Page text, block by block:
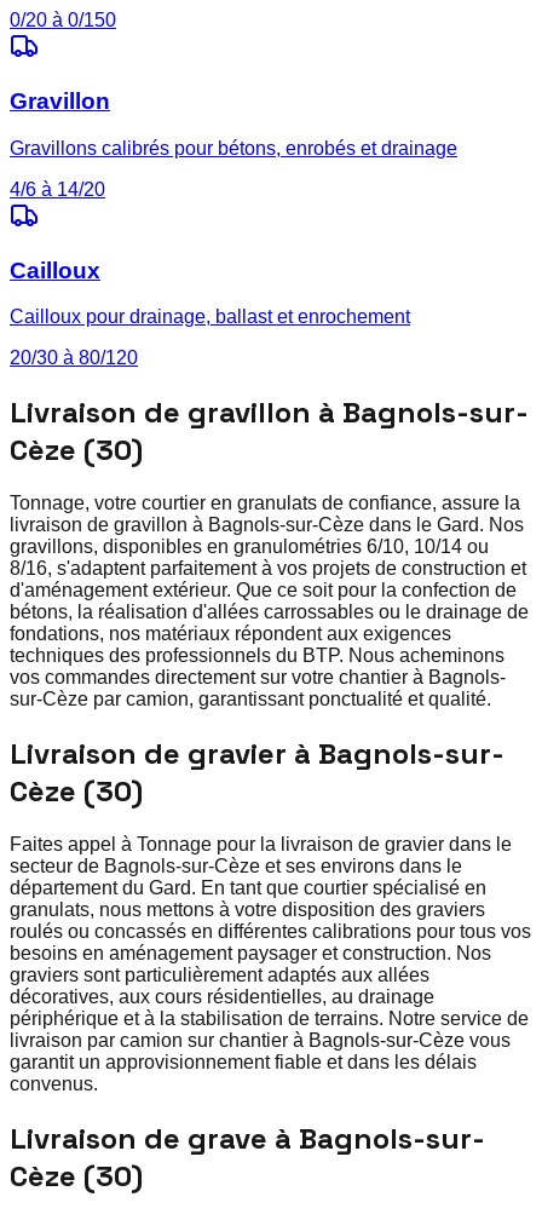
0/20 à 0/150
Gravillon
Gravillons calibrés pour bétons, enrobés et drainage
4/6 à 14/20
Cailloux
Cailloux pour drainage, ballast et enrochement
20/30 à 80/120
Livraison de gravillon à Bagnols-sur-
Cèze (30)
Tonnage, votre courtier en granulats de confiance, assure la
livraison de gravillon à Bagnols-sur-Cèze dans le Gard. Nos
gravillons, disponibles en granulométries 6/10, 10/14 ou
8/16, s'adaptent parfaitement à vos projets de construction et
d'aménagement extérieur. Que ce soit pour la confection de
bétons, la réalisation d'allées carrossables ou le drainage de
fondations, nos matériaux répondent aux exigences
techniques des professionnels du BTP. Nous acheminons
vos commandes directement sur votre chantier à Bagnols-
sur-Cèze par camion, garantissant ponctualité et qualité.
Livraison de gravier à Bagnols-sur-
Cèze (30)
Faites appel à Tonnage pour la livraison de gravier dans le
secteur de Bagnols-sur-Cèze et ses environs dans le
département du Gard. En tant que courtier spécialisé en
granulats, nous mettons à votre disposition des graviers
roulés ou concassés en différentes calibrations pour tous vos
besoins en aménagement paysager et construction. Nos
graviers sont particulièrement adaptés aux allées
décoratives, aux cours résidentielles, au drainage
périphérique et à la stabilisation de terrains. Notre service de
livraison par camion sur chantier à Bagnols-sur-Cèze vous
garantit un approvisionnement fiable et dans les délais
convenus.
Livraison de grave à Bagnols-sur-
Cèze (30)